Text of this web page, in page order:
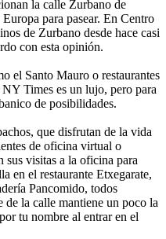
la calle Zurbano de
para pasear. En Centro
de Zurbano desde hace casi
con esta opinión.
el Santo Mauro o restaurantes
Times es un lujo, pero para
de posibilidades.
que disfrutan de la vida
de oficina virtual o
visitas a la oficina para
en el restaurante Etxegarate,
Pancomido, todos
la calle mantiene un poco la
tu nombre al entrar en el